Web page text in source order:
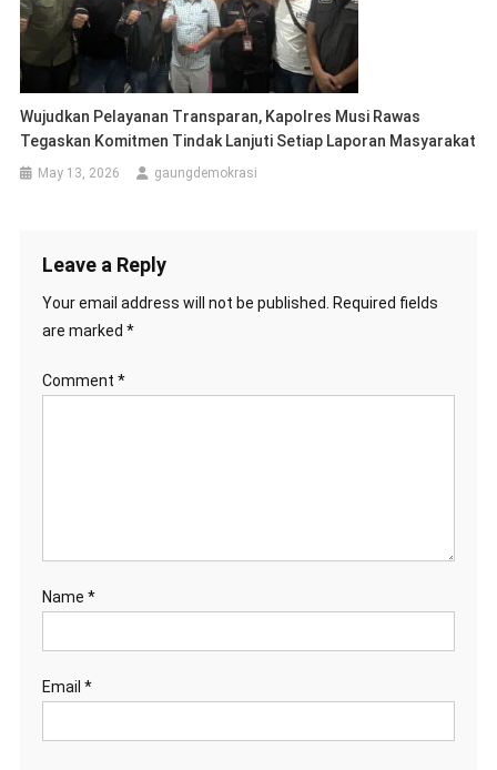
Wujudkan Pelayanan Transparan, Kapolres Musi Rawas
Tegaskan Komitmen Tindak Lanjuti Setiap Laporan Masyarakat
May 13, 2026 gaungdemokrasi
Leave a Reply
Your email address will not be published.
Required fields
are marked *
Comment *
Name *
Email *